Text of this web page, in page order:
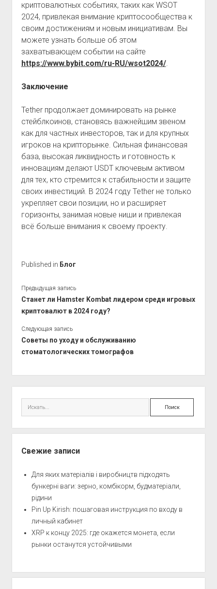
криптовалютных событиях, таких как WSOT
2024, привлекая внимание криптосообщества к
своим достижениям и новым инициативам. Вы
можете узнать больше об этом
захватывающем событии на сайте
https://www.bybit.com/ru-RU/wsot2024/.
Заключение
Tether продолжает доминировать на рынке
стейблкоинов, становясь важнейшим звеном
как для частных инвесторов, так и для крупных
игроков на крипторынке. Сильная финансовая
база, высокая ликвидность и готовность к
инновациям делают USDT ключевым активом
для тех, кто стремится к стабильности и защите
своих инвестиций. В 2024 году Tether не только
укрепляет свои позиции, но и расширяет
горизонты, занимая новые ниши и привлекая
всё больше внимания к своему проекту.
Published in Блог
Предыдущая запись
Станет ли Hamster Kombat лидером среди игровых
криптовалют в 2024 году?
Следующая запись
Советы по уходу и обслуживанию
стоматологических томографов
панель
Поиск
Свежие записи
Для яких матеріалів і виробництв підходять
бункерні ваги: зерно, комбікорм, будматеріали,
рідини
Pin Up Kirish: пошаговая инструкция по входу в
личный кабинет
XRP к концу 2025: где окажется монета, если
рынки останутся устойчивыми